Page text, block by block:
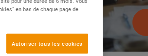
en bas de chaque page de
Autoriser tous les cookies